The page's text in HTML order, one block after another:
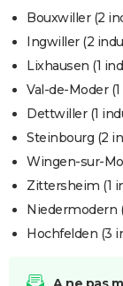
COPAINS D'AVANT
S'inscrire
Se connecter
Lycées
Collèges
Primaires
Universités
Entreprises
Service militaire
Avis de recherche
AVIS DE DÉCÈS
FORUM
Bricolage
Lifestyle
Culture
Sport
Auto
Television
Voyage
Cinema
Bouxwiller (2
Ingwiller (2
Lixhausen (1
Val-de-Moder
Dettwiller (1
Steinbourg (2
Wingen-sur-
Zittersheim (1
Niedermodern
Hochfelden (3